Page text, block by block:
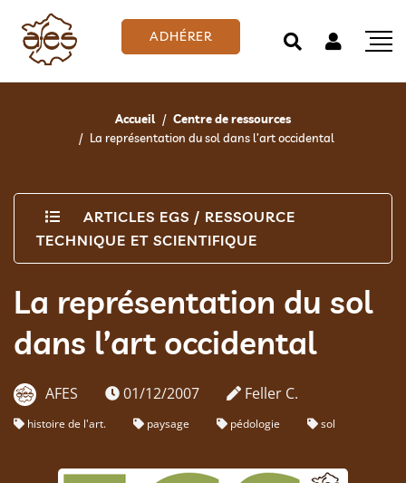
ADHÉRER
Accueil
Centre de ressources
La représentation du sol dans l’art occidental
ARTICLES EGS / RESSOURCE
TECHNIQUE ET SCIENTIFIQUE
La représentation du sol
dans l’art occidental
AFES 01/12/2007 Feller C.
histoire de l'art. paysage pédologie sol